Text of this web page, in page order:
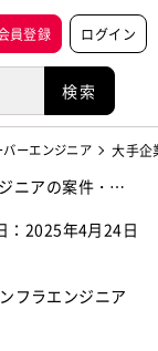
員登録 ログイン
バーエンジニア 大手企
ニアの案件・求
：2025年4月24日
フラエンジニア